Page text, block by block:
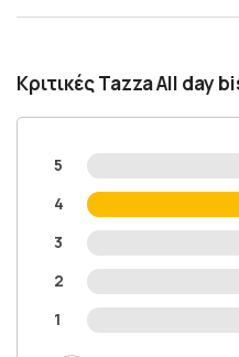
Κριτικές Tazza All day
5
4
3
2
1